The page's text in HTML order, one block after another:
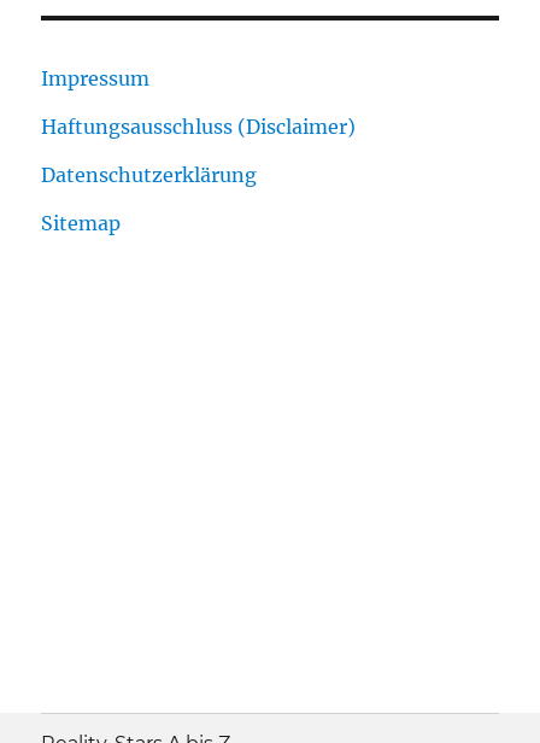
Impressum
Haftungsausschluss (Disclaimer)
Datenschutzerklärung
Sitemap